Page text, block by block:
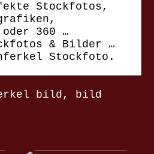
Stockfotos,
360 …
& Bilder …
Stockfoto.
bild, bild